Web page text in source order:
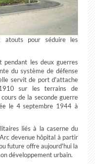
atouts pour séduire les
les deux guerres
du système de défense
servit de port d'attache
sur les terrains de
de la seconde guerre
le 4 septembre 1944 à
liés à la caserne du
devenue hôpital à partir
future offre aujourd'hui la
développement urbain.